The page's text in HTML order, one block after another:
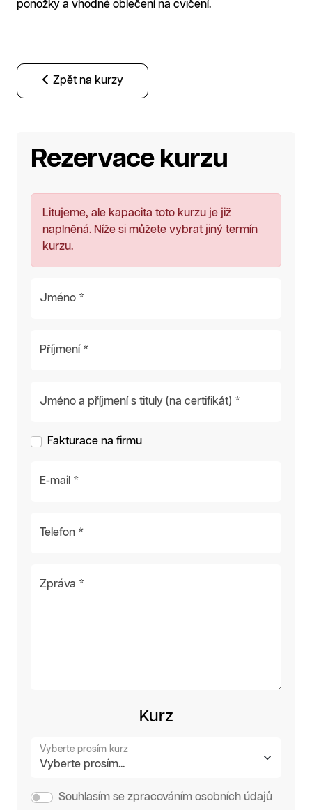
ponožky a vhodné oblečení na cvičení.
Zpět na kurzy
Rezervace kurzu
Litujeme, ale kapacita toto kurzu je již
naplněná. Níže si můžete vybrat jiný termín
kurzu.
Jméno *
Příjmení *
Jméno a příjmení s tituly (na certifikát) *
Fakturace na firmu
E-mail *
Telefon *
Zpráva *
Kurz
Vyberte prosím kurz
Souhlasím se zpracováním osobních údajů